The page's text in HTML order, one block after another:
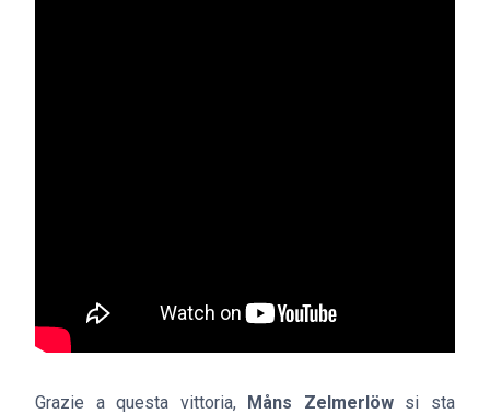
Grazie a questa vittoria, Måns Zelmerlöwsi sta